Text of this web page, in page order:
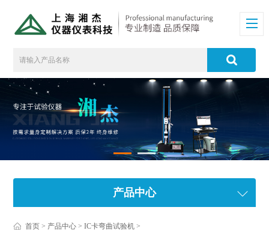
产品中心
首页 > 产品中心 >IC卡弯曲试验机 >